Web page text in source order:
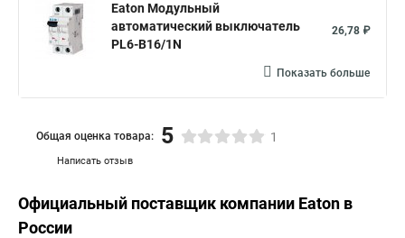
Eaton Модульный
автоматический выключатель
PL6-B16/1N
26,78 ₽
Показать больше
Написать отзыв
Общая оценка товара: 5 1
Официальный поставщик компании Eaton в
России